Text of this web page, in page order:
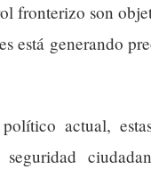
fronterizo son
está generando
actual,
seguridad